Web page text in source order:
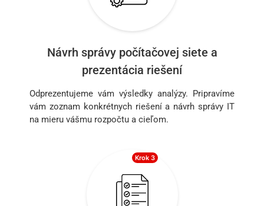
Návrh správy počítačovej siete a
prezentácia riešení
Odprezentujeme vám výsledky analýzy. Pripravíme
vám zoznam konkrétnych riešení a návrh správy IT
na mieru vášmu rozpočtu a cieľom.
Krok 3